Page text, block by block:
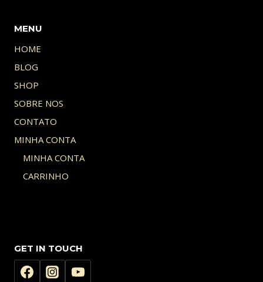
MENU
HOME
BLOG
SHOP
SOBRE NOS
CONTATO
MINHA CONTA
MINHA CONTA
CARRINHO
GET IN TOUCH